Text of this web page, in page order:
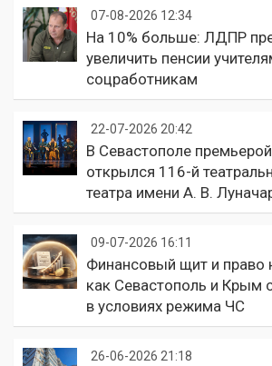
07-08-2026 12:34
На 10% больше: ЛДПР
увеличить пенсии
соцработникам
22-07-2026 20:42
В Севастополе
открылся 116-й
театра имени А. В.
09-07-2026 16:11
Финансовый щит и право
как Севастополь и Крым
в условиях режима ЧС
26-06-2026 21:18